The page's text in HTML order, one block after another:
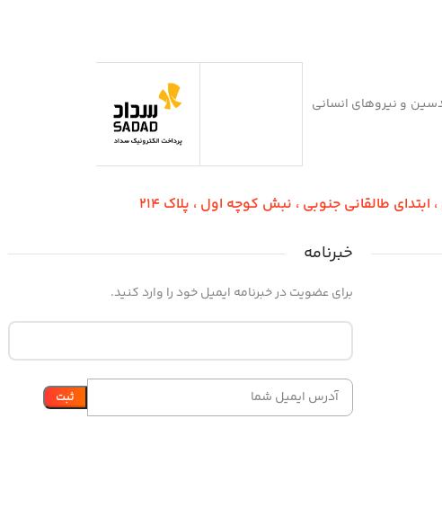
از مهندسین و نیروهای انسانی
طالقانی جنوبی ، نبش کوچه اول ، پلاک 214
خبرنامه
برای عضویت در خبرنامه ایمیل خود را وارد کنید.